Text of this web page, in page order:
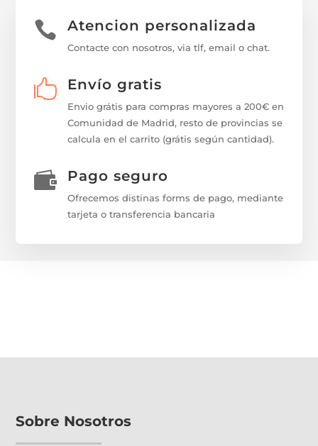
 Atencion personalizada
Contacte con nosotros, via tlf, email o chat.
 Envío gratis
Envio grátis para compras mayores a 200€ en
Comunidad de Madrid, resto de provincias se
calcula en el carrito (grátis según cantidad).
 Pago seguro
Ofrecemos distinas forms de pago, mediante
tarjeta o transferencia bancaria
Sobre Nosotros